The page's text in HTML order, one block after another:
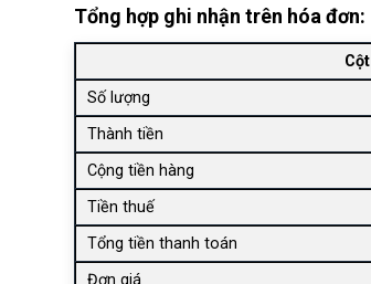
Tổng hợp ghi nhận trên hóa đơn:
Cột
Số lượng
Thành tiền
Cộng tiền hàng
Tiền thuế
Tổng tiền thanh toán
Đơn giá